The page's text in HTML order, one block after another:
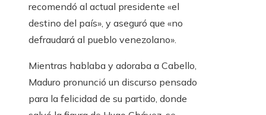
recomendó al actual presidente «el
destino del país», y aseguró que «no
defraudará al pueblo venezolano».
Mientras hablaba y adoraba a Cabello,
Maduro pronunció un discurso pensado
para la felicidad de su partido, donde